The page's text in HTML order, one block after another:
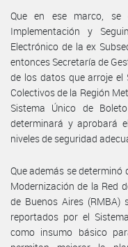
Que en ese marco, se
Implementación y
Electrónico de la ex
entonces Secretaría de
de los datos que arroje el
Colectivos de la Región
Sistema Único de
determinará y aprobará
niveles de seguridad
Que además se determinó
Modernización de la Red
de Buenos Aires
reportados por el
como insumo básico